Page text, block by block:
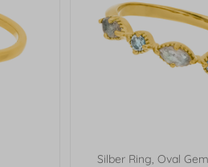
Silber Ring, Oval